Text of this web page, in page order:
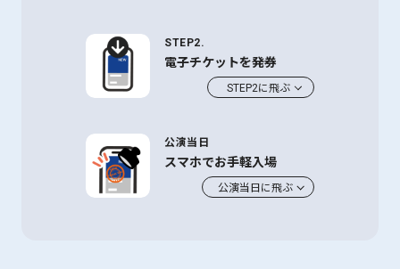
STEP2.
電子チケットを発券
STEP2に飛ぶ
公演当日
スマホでお手軽入場
公演当日に飛ぶ